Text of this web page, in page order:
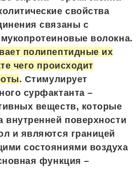
свойства
связаны с
волокна.
полипептидные их
чего происходит
. Стимулирует
сурфактанта –
веществ, которые
внутренней поверхности
и являются границей
состояниями воздуха
функция –